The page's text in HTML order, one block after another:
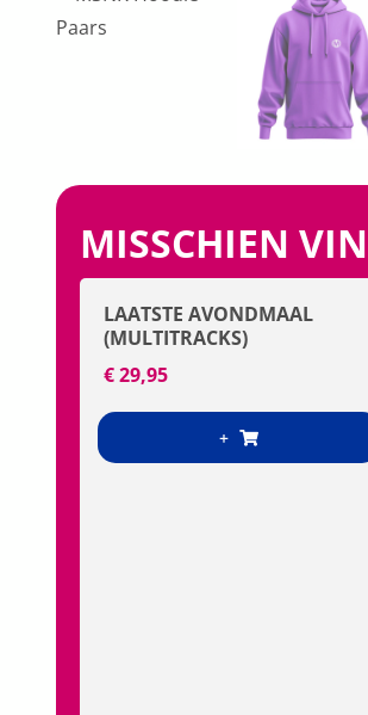
MISSCHIEN
LAATSTE AVONDMAAL
(MULTITRACKS)
€29,95
+